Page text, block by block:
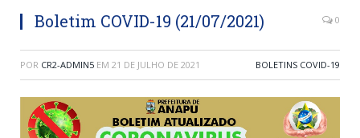
Boletim COVID-19 (21/07/2021) 0
POR CR2-ADMIN5 EM 21 DE JULHO DE 2021 BOLETINS COVID-19